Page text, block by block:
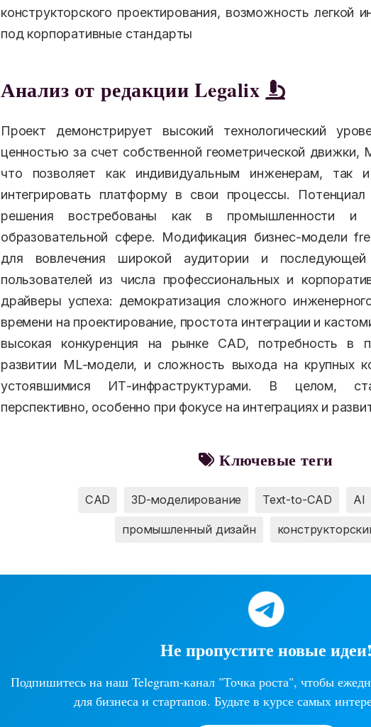
конструкторского проектирования, возможность легкой
под корпоративные стандарты
Анализ от редакции Legalix
Проект демонстрирует высокий технологический
ценностью за счет собственной геометрической движки,
что позволяет как индивидуальным инженерам, так
интегрировать платформу в свои процессы.
решения востребованы как в промышленности
образовательной сфере. Модификация бизнес-модели
для вовлечения широкой аудитории и
пользователей из числа профессиональных и
драйверы успеха: демократизация сложного
времени на проектирование, простота интеграции и
высокая конкуренция на рынке CAD, потребность в
развитии ML-модели, и сложность выхода на крупных
устоявшимися ИТ-инфраструктурами. В целом,
перспективно, особенно при фокусе на интеграциях и
Ключевые теги
CAD 3D-моделирование Text-to-CAD AI
промышленный дизайн
Не пропустите новые идеи!
Подпишитесь на наш Telegram-канал "Точка роста", чтобы
для бизнеса и стартапов. Будьте в курсе самых